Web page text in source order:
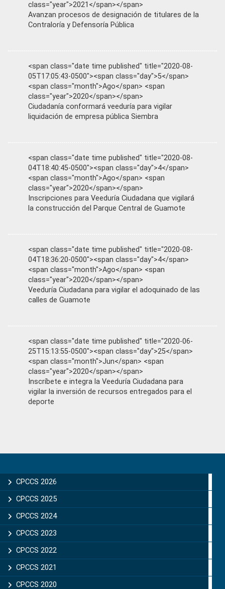
class="year">2021</span></span>
Avanzan procesos de designación de titulares de la
Contraloría y Defensoría Pública
<span class="date time published" title="2020-08-
05T17:05:43-0500"><span class="day">5</span>
<span class="month">Ago</span> <span
class="year">2020</span></span>
Ciudadanía conformará veeduría para vigilar
liquidación de empresa pública Siembra
<span class="date time published" title="2020-08-
04T18:40:45-0500"><span class="day">4</span>
<span class="month">Ago</span> <span
class="year">2020</span></span>
Inscripciones para Veeduría Ciudadana que vigilará
la construcción del Parque Central de Guamote
<span class="date time published" title="2020-08-
04T18:36:20-0500"><span class="day">4</span>
<span class="month">Ago</span> <span
class="year">2020</span></span>
Veeduría Ciudadana para vigilar el adoquinado de las
calles de Guamote
<span class="date time published" title="2020-06-
25T15:13:55-0500"><span class="day">25</span>
<span class="month">Jun</span> <span
class="year">2020</span></span>
Inscríbete e integra la Veeduría Ciudadana para
vigilar la inversión de recursos entregados para el
deporte
Sidebar
CPCCS 2026
CPCCS 2025
CPCCS 2024
CPCCS 2023
CPCCS 2022
CPCCS 2021
CPCCS 2020